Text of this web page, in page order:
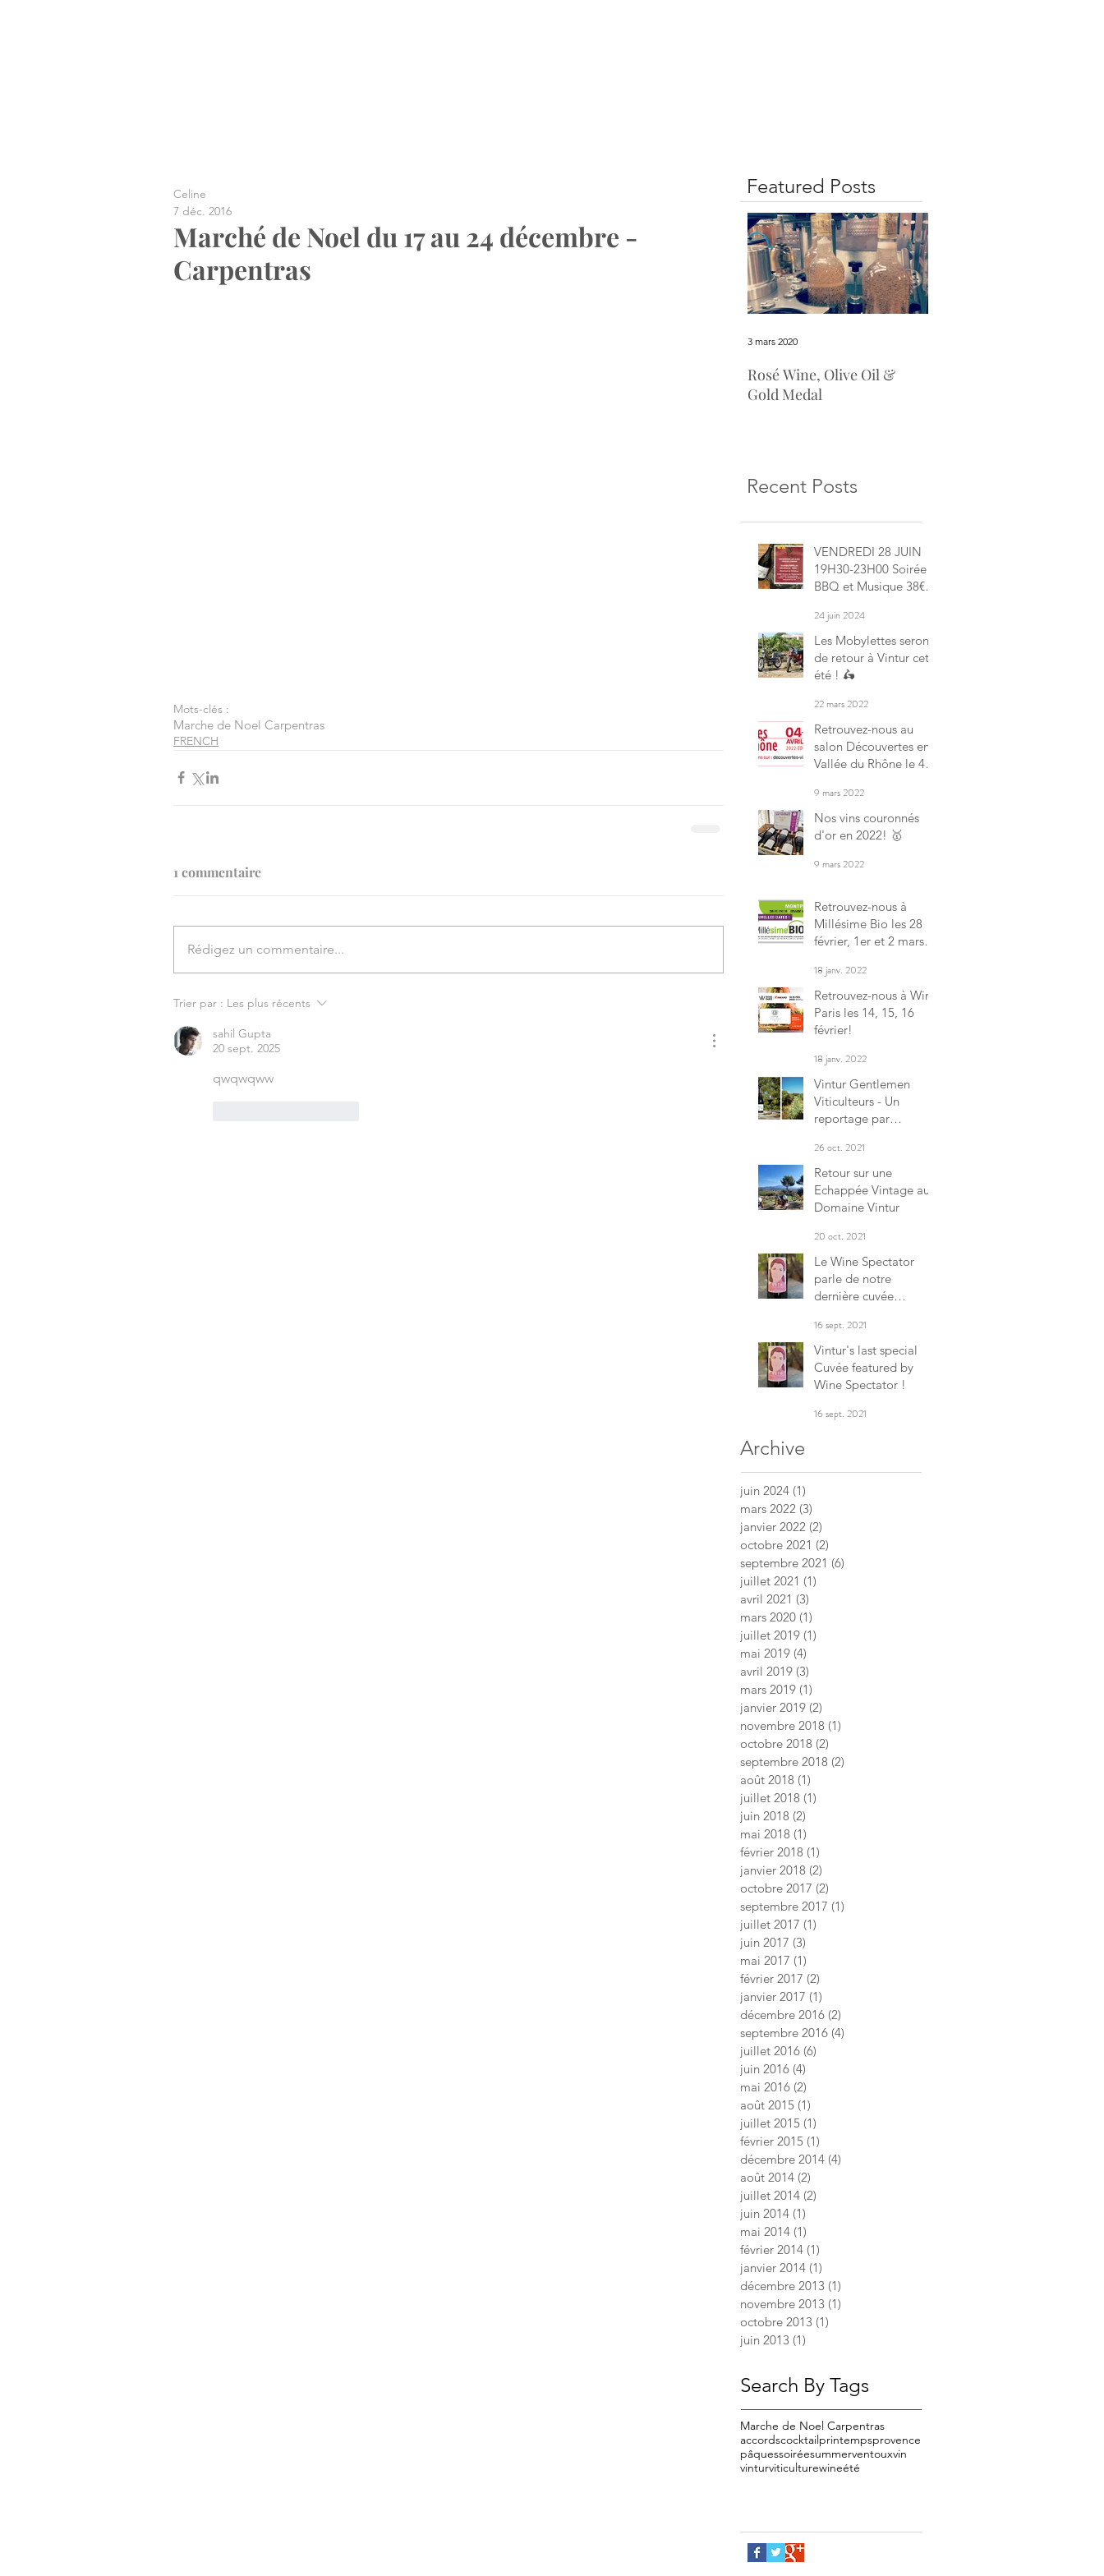
Marché de Noel du 17 au 24 décembre -
Carpentras
Celine
7 déc. 2016
Mots-clés :
Marche de Noel Carpentras
FRENCH
1 commentaire
Rédigez un commentaire...
Trier par : Les plus récents
sahil Gupta
20 sept. 2025
qwqwqww
Featured Posts
Rosé Wine, Olive Oil &
Gold Medal
3 mars 2020
Recent Posts
VENDREDI 28 JUIN
19H30-23H00 Soirée
BBQ et Musique 38€
24 juin 2024
Les Mobylettes seront
de retour à Vintur cet
été ! 🛵
22 mars 2022
Retrouvez-nous au
salon Découvertes en
Vallée du Rhône le 4
9 mars 2022
Nos vins couronnés
d'or en 2022! 🥇
9 mars 2022
Retrouvez-nous à
Millésime Bio les 28
février, 1er et 2 mars
18 janv. 2022
Retrouvez-nous à Wine
Paris les 14, 15, 16
février!
18 janv. 2022
Vintur Gentlemen
Viticulteurs - Un
reportage par
26 oct. 2021
Retour sur une
Echappée Vintage au
Domaine Vintur
20 oct. 2021
Le Wine Spectator
parle de notre
dernière cuvée
16 sept. 2021
Vintur's last special
Cuvée featured by
Wine Spectator !
16 sept. 2021
Archive
juin 2024 (1)
mars 2022 (3)
janvier 2022 (2)
octobre 2021 (2)
septembre 2021 (6)
juillet 2021 (1)
avril 2021 (3)
mars 2020 (1)
juillet 2019 (1)
mai 2019 (4)
avril 2019 (3)
mars 2019 (1)
janvier 2019 (2)
novembre 2018 (1)
octobre 2018 (2)
septembre 2018 (2)
août 2018 (1)
juillet 2018 (1)
juin 2018 (2)
mai 2018 (1)
février 2018 (1)
janvier 2018 (2)
octobre 2017 (2)
septembre 2017 (1)
juillet 2017 (1)
juin 2017 (3)
mai 2017 (1)
février 2017 (2)
janvier 2017 (1)
décembre 2016 (2)
septembre 2016 (4)
juillet 2016 (6)
juin 2016 (4)
mai 2016 (2)
août 2015 (1)
juillet 2015 (1)
février 2015 (1)
décembre 2014 (4)
août 2014 (2)
juillet 2014 (2)
juin 2014 (1)
mai 2014 (1)
février 2014 (1)
janvier 2014 (1)
décembre 2013 (1)
novembre 2013 (1)
octobre 2013 (1)
juin 2013 (1)
Search By Tags
Marche de Noel Carpentras
accordscocktailprintempsprovence
pâquessoiréesummerventouxvin
vinturviticulturewineété